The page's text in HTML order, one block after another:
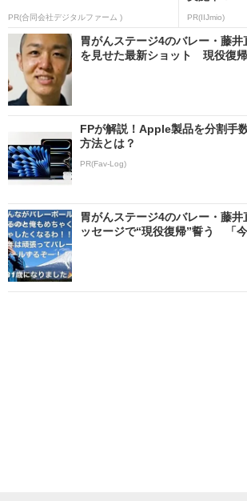
PR(合同会社デジタルファーム ) PR(IIJmio)
胃がんステージ4のバレー・藤
を見せた最新ショット 現役復
FPが解説！Apple製品を分割手
方法とは？
PR(Fav-Log)
胃がんステージ4のバレー・藤井
ッセージで“現役復帰”誓う 「